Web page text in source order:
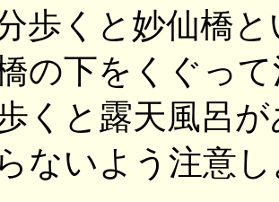
歩くと妙仙橋
の下をくぐっ
くと露天風呂
ないよう注意